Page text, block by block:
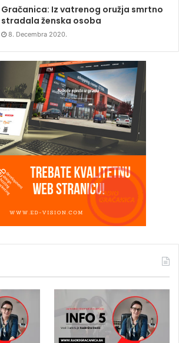
Gračanica: Iz vatrenog oružja smrtno
stradala ženska osoba
8. Decembra 2020.